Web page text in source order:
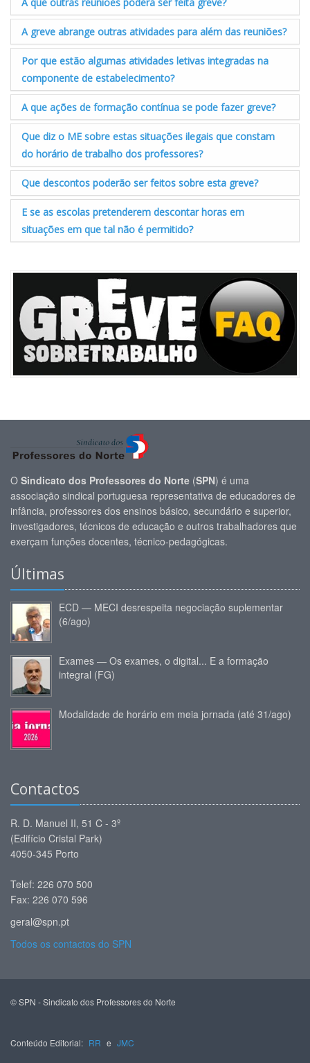
A greve abrange outras atividades para além das reuniões?
Por que estão algumas atividades letivas integradas na
componente de estabelecimento?
A que ações de formação contínua se pode fazer greve?
Que diz o ME sobre estas situações ilegais que constam
do horário de trabalho dos professores?
Que descontos poderão ser feitos sobre esta greve?
E se as escolas pretenderem descontar horas em
situações em que tal não é permitido?
O Sindicato dos Professores do Norte (SPN) é uma
associação sindical portuguesa representativa de educadores de
infância, professores dos ensinos básico, secundário e superior,
investigadores, técnicos de educação e outros trabalhadores que
exerçam funções docentes, técnico-pedagógicas.
Últimas
ECD — MECI desrespeita negociação suplementar
(6/ago)
Exames — Os exames, o digital... E a formação
integral (FG)
Modalidade de horário em meia jornada (até 31/ago)
Contactos
R. D. Manuel II, 51 C - 3º
(Edifício Cristal Park)
4050-345 Porto
Telef: 226 070 500
Fax: 226 070 596
geral@spn.pt
Todos os contactos do SPN
© SPN - Sindicato dos Professores do Norte
Conteúdo Editorial: RR e JMC